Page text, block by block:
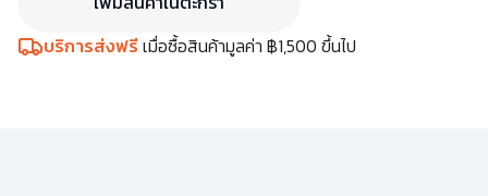
บริการส่งฟรีเมื่อซื้อสินค้ามูลค่า ฿1,500 ขึ้นไป